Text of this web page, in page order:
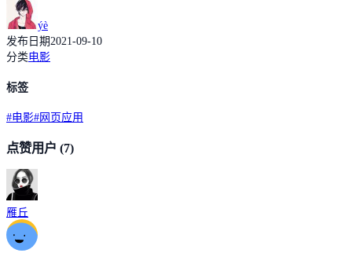
ýè
发布日期2021-09-10
分类电影
标签
#电影#网页应用
点赞用户 (7)
雁丘